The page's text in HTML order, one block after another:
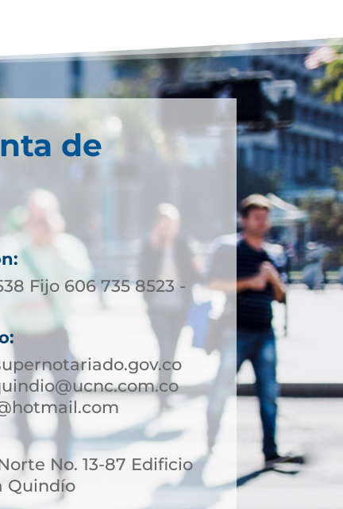
de
Fijo 606 735 8523 -
No. 13-87 Edificio
Quindío